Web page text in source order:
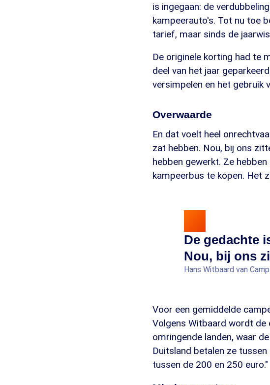
is ingegaan: de
kampeerauto's. Tot nu toe
tarief, maar sinds de
De originele korting had te
deel van het jaar
versimpelen en het
Overwaarde
En dat voelt heel
zat hebben. Nou, bij ons
hebben gewerkt. Ze
kampeerbus te kopen. Het
De gedachte
Nou, bij ons
Hans Witbaard van
Voor een gemiddelde
Volgens Witbaard wordt de
omringende landen, waar
Duitsland betalen ze
tussen de 200 en 250 euro."